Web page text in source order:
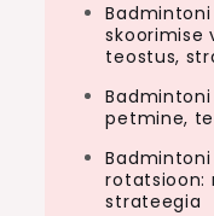
skoorimise
teostus,
petmine,
rotatsioon:
strateegia